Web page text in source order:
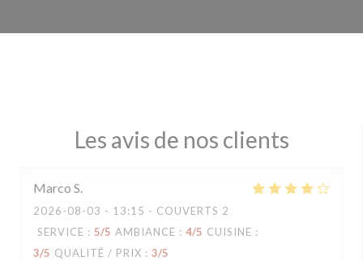
Les avis de nos clients
Marco S
2026-08-03 - 13:15 - COUVERTS 2
SERVICE : 5/5 AMBIANCE : 4/5 CUISINE :
3/5 QUALITÉ / PRIX : 3/5